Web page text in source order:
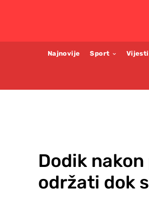
Najnovije Sport Vijesti
Dodik
održati dok